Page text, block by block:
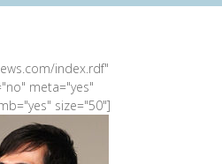
index.rdf"
meta="yes"
size="50"]